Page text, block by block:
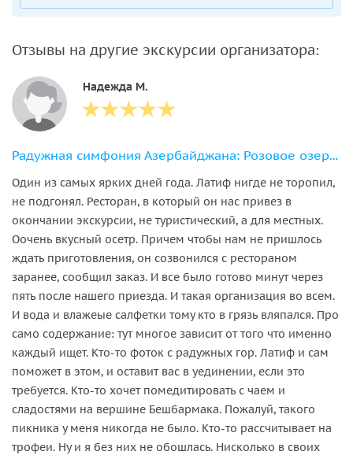
Отзывы на другие экскурсии организатора:
Надежда М.
Радужная симфония Азербайджана: Розовое озеро, горы и дегустация икры
Один из самых ярких дней года. Латиф нигде не торопил,
не подгонял. Ресторан, в который он нас привез в
окончании экскурсии, не туристический, а для местных.
Оочень вкусный осетр. Причем чтобы нам не пришлось
ждать приготовления, он созвонился с рестораном
заранее, сообщил заказ. И все было готово минут через
пять после нашего приезда. И такая организация во всем.
И вода и влажеые салфетки тому кто в грязь вляпался. Про
само содержание: тут многое зависит от того что именно
каждый ищет. Кто-то фоток с радужных гор. Латиф и сам
поможет в этом, и оставит вас в уединении, если это
требуется. Кто-то хочет помедитировать с чаем и
сладостями на вершине Бешбармака. Пожалуй, такого
пикника у меня никогда не было. Кто-то рассчитывает на
трофеи. Ну и я без них не обошлась. Нисколько в своих